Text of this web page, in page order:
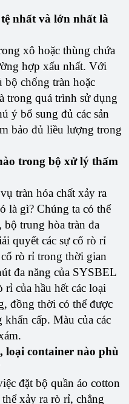
nhất và lớn nhất là
xô hoặc thùng chứa
hợp xấu nhất. Với
bộ chống tràn hoặc
trong quá trình sử dụng
ý bổ sung đủ các sản
bảo đủ liều lượng trong
trong bộ xử lý thấm
tràn hóa chất xảy ra
là gì? Chúng ta có thể
trung hòa tràn đa
quyết các sự cố rò rỉ
rò rỉ trong thời gian
đa năng của SYSBEL
rỉ của hầu hết các loại
đồng thời có thể được
cấp. Màu của các
loại container nào phù
đặt bộ quần áo cotton
xảy ra rò rỉ, chẳng